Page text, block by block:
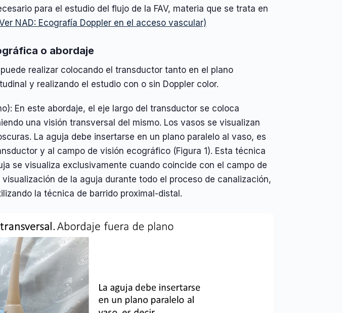
para el estudio del flujo de la FAV, materia que se trata en
NAD: Ecografía Doppler en el acceso vascular)
o abordaje
realizar colocando el transductor tanto en el plano
y realizando el estudio con o sin Doppler color.
En este abordaje, el eje largo del transductor se coloca
una visión transversal del mismo. Los vasos se visualizan
La aguja debe insertarse en un plano paralelo al vaso, es
y al campo de visión ecográfico (Figura 1). Esta técnica
se visualiza exclusivamente cuando coincide con el campo de
de la aguja durante todo el proceso de canalización,
la técnica de barrido proximal-distal.